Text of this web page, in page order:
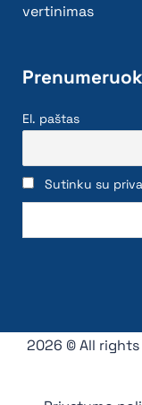
vertinimas
El. paštas
Sutinku su
2026 © All rights